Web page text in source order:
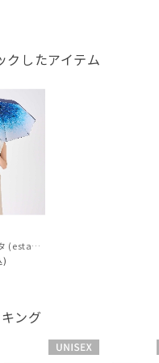
クしたアイテム
【日傘】エスタ (estaa)断熱パラソル アイスクリスタル UV加工 1級遮光 晴雨兼用
)
ング